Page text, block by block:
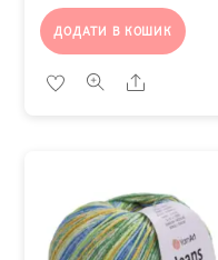
ДОДАТИ В КОШИК
Share